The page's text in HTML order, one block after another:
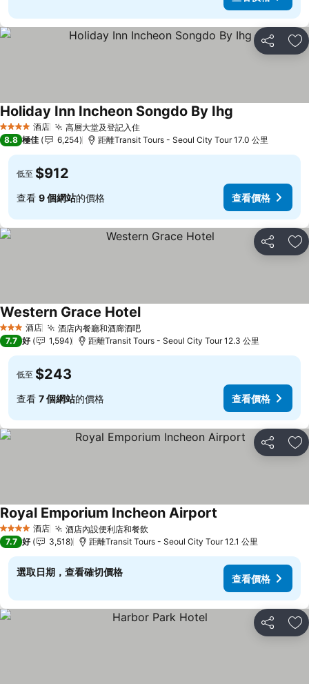
分享 放
4 星級 酒店 高層大堂及登記入住
Holiday Inn Incheon Songdo By Ihg
8.8 極佳 6,254 距離Transit Tours - Seoul City Tour 17.0 公里
低至 $912
查看 9 個網站的價格 查看價格
分享 放
3 星級 酒店 酒店內餐廳和酒廊酒吧
Western Grace Hotel
7.7 好 1,594 距離Transit Tours - Seoul City Tour 12.3 公里
低至 $243
查看 7 個網站的價格 查看價格
分享 放
4 星級 酒店 酒店內設便利店和餐飲
Royal Emporium Incheon Airport
7.7 好 3,518 距離Transit Tours - Seoul City Tour 12.1 公里
選取日期，查看確切價格
查看價格
分享 放